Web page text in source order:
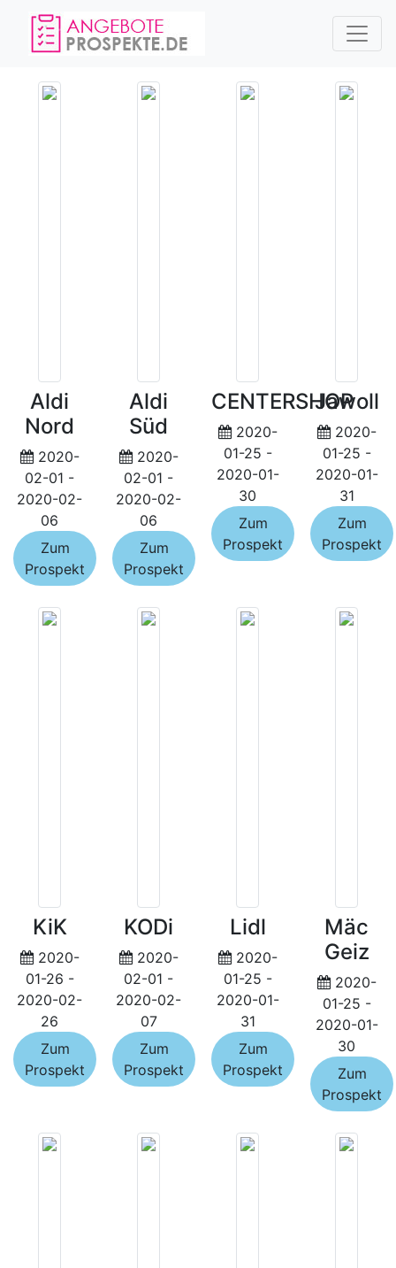
Aldi
Nord
2020-
02-01 -
2020-02-
06
Zum
Prospekt
Aldi
Süd
2020-
02-01 -
2020-02-
06
Zum
Prospekt
CENTERSHOP
2020-
01-25 -
2020-01-
30
Zum
Prospekt
Jawoll
2020-
01-25 -
2020-01-
31
Zum
Prospekt
KiK
2020-
01-26 -
2020-02-
26
Zum
Prospekt
KODi
2020-
02-01 -
2020-02-
07
Zum
Prospekt
Lidl
2020-
01-25 -
2020-01-
31
Zum
Prospekt
Mäc
Geiz
2020-
01-25 -
2020-01-
30
Zum
Prospekt